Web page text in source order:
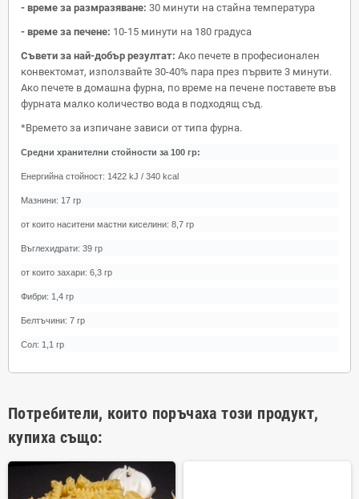
- време за размразяване: 30 минути на стайна температура
- време за печене: 10-15 минути на 180 градуса
Съвети за най-добър резултат: Ако печете в професионален
конвектомат, използвайте 30-40% пара през първите 3 минути.
Ако печете в домашна фурна, по време на печене поставете във
фурната малко количество вода в подходящ съд.
*Времето за изпичане зависи от типа фурна.
Средни хранителни стойности за 100 гр:
Енергийна стойност: 1422 kJ / 340 kcal
Мазнини: 17 гр
от които наситени мастни киселини: 8,7 гр
Въглехидрати: 39 гр
от които захари: 6,3 гр
Фибри: 1,4 гр
Белтъчини: 7 гр
Сол: 1,1 гр
Потребители, които поръчаха този продукт,
купиха също: